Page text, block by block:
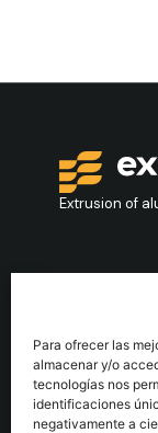
Para ofrecer las
almacenar y/o
tecnologías nos
identificaciones
negativamente a
Extrusion of